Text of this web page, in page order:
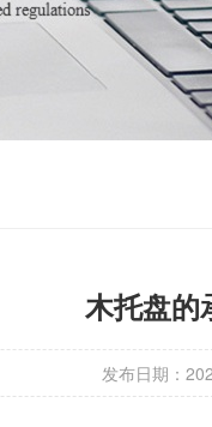
木托盘的
发布日期：